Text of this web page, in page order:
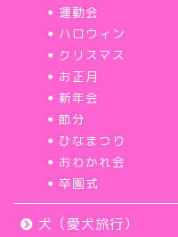
運動会
ハロウィン
クリスマス
お正月
新年会
節分
ひなまつり
おわかれ会
卒園式
犬（愛犬旅行）